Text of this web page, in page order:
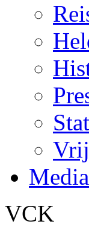
Media
VCK